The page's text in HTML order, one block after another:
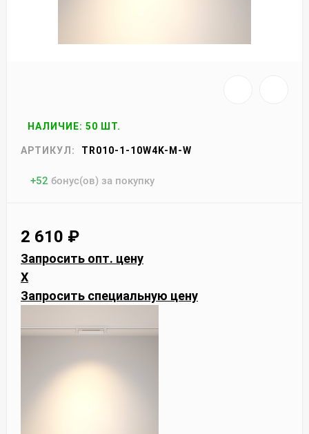
НАЛИЧИЕ: 50 ШТ.
АРТИКУЛ: TR010-1-10W4K-M-W
+52 бонус(ов) за покупку
2 610 ₽
Запросить опт. цену
X
Запросить специальную цену